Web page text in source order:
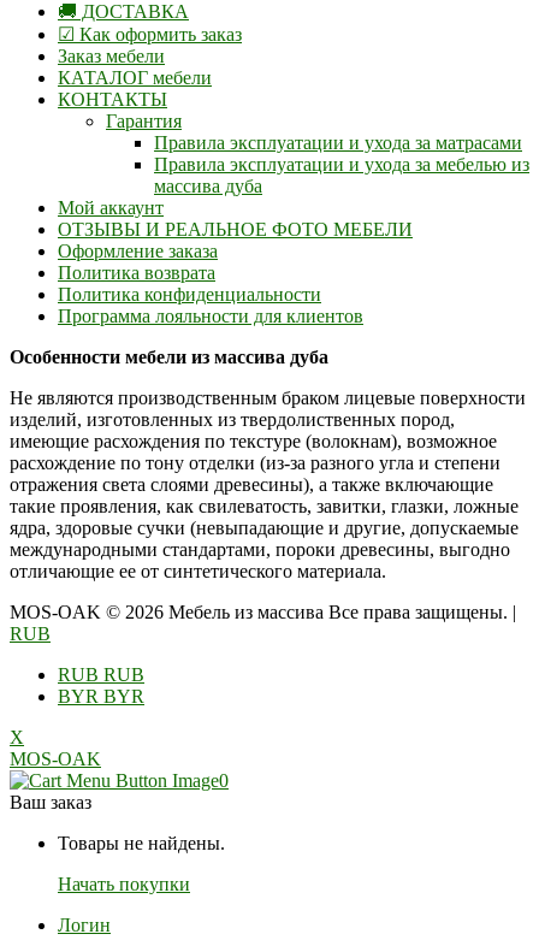
🚚 ДОСТАВКА
☑ Как оформить заказ
Заказ мебели
КАТАЛОГ мебели
КОНТАКТЫ
Гарантия
Правила эксплуатации и ухода за матрасами
Правила эксплуатации и ухода за мебелью из
массива дуба
Мой аккаунт
ОТЗЫВЫ И РЕАЛЬНОЕ ФОТО МЕБЕЛИ
Оформление заказа
Политика возврата
Политика конфиденциальности
Программа лояльности для клиентов
Особенности мебели из массива дуба
Не являются производственным браком лицевые поверхности
изделий, изготовленных из твердолиственных пород,
имеющие расхождения по текстуре (волокнам), возможное
расхождение по тону отделки (из-за разного угла и степени
отражения света слоями древесины), а также включающие
такие проявления, как свилеватость, завитки, глазки, ложные
ядра, здоровые сучки (невыпадающие и другие, допускаемые
международными стандартами, пороки древесины, выгодно
отличающие ее от синтетического материала.
MOS-OAK © 2026 Мебель из массива Все права защищены. |
RUB
RUB RUB
BYR BYR
X
MOS-OAK
0
Ваш заказ
Товары не найдены.
Начать покупки
Логин